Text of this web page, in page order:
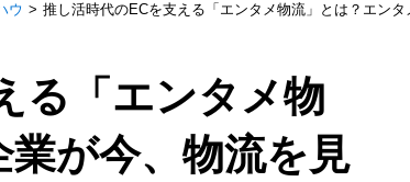
ウ 推し活時代のECを支える「エンタメ物流」とは？エン
る「エンタメ物
が今、物流を見